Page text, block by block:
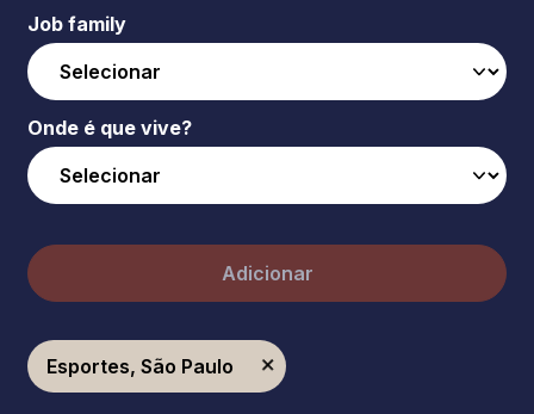
Job family
Onde é que vive?
Adicionar
Esportes, São Paulo